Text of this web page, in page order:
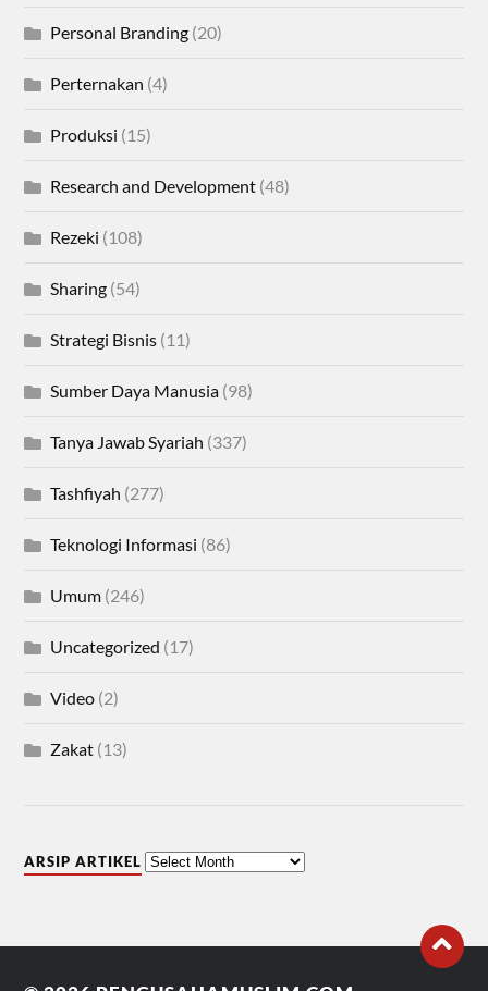
Personal Branding (20)
Perternakan (4)
Produksi (15)
Research and Development (48)
Rezeki (108)
Sharing (54)
Strategi Bisnis (11)
Sumber Daya Manusia (98)
Tanya Jawab Syariah (337)
Tashfiyah (277)
Teknologi Informasi (86)
Umum (246)
Uncategorized (17)
Video (2)
Zakat (13)
ARSIP ARTIKEL